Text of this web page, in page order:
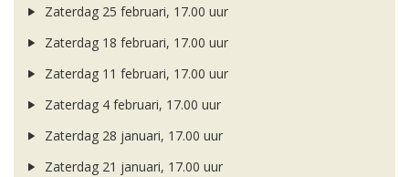
Zaterdag 25 februari, 17.00 uur
Zaterdag 18 februari, 17.00 uur
Zaterdag 11 februari, 17.00 uur
Zaterdag 4 februari, 17.00 uur
Zaterdag 28 januari, 17.00 uur
Zaterdag 21 januari, 17.00 uur